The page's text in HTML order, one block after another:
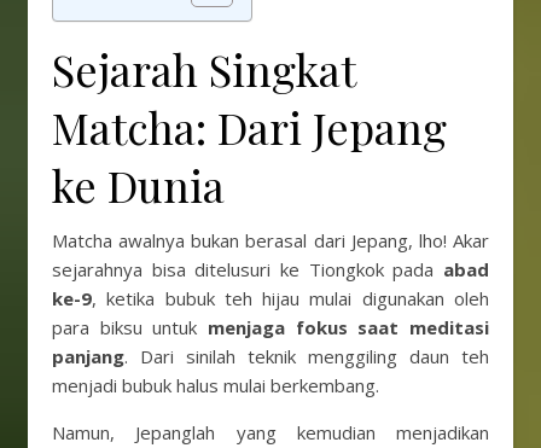
Sejarah Singkat
Matcha: Dari Jepang
ke Dunia
Matcha awalnya bukan berasal dari Jepang, lho! Akar
sejarahnya bisa ditelusuri ke Tiongkok pada abad
ke-9, ketika bubuk teh hijau mulai digunakan oleh
para biksu untuk menjaga fokus saat meditasi
panjang. Dari sinilah teknik menggiling daun teh
menjadi bubuk halus mulai berkembang.
Namun, Jepanglah yang kemudian menjadikan